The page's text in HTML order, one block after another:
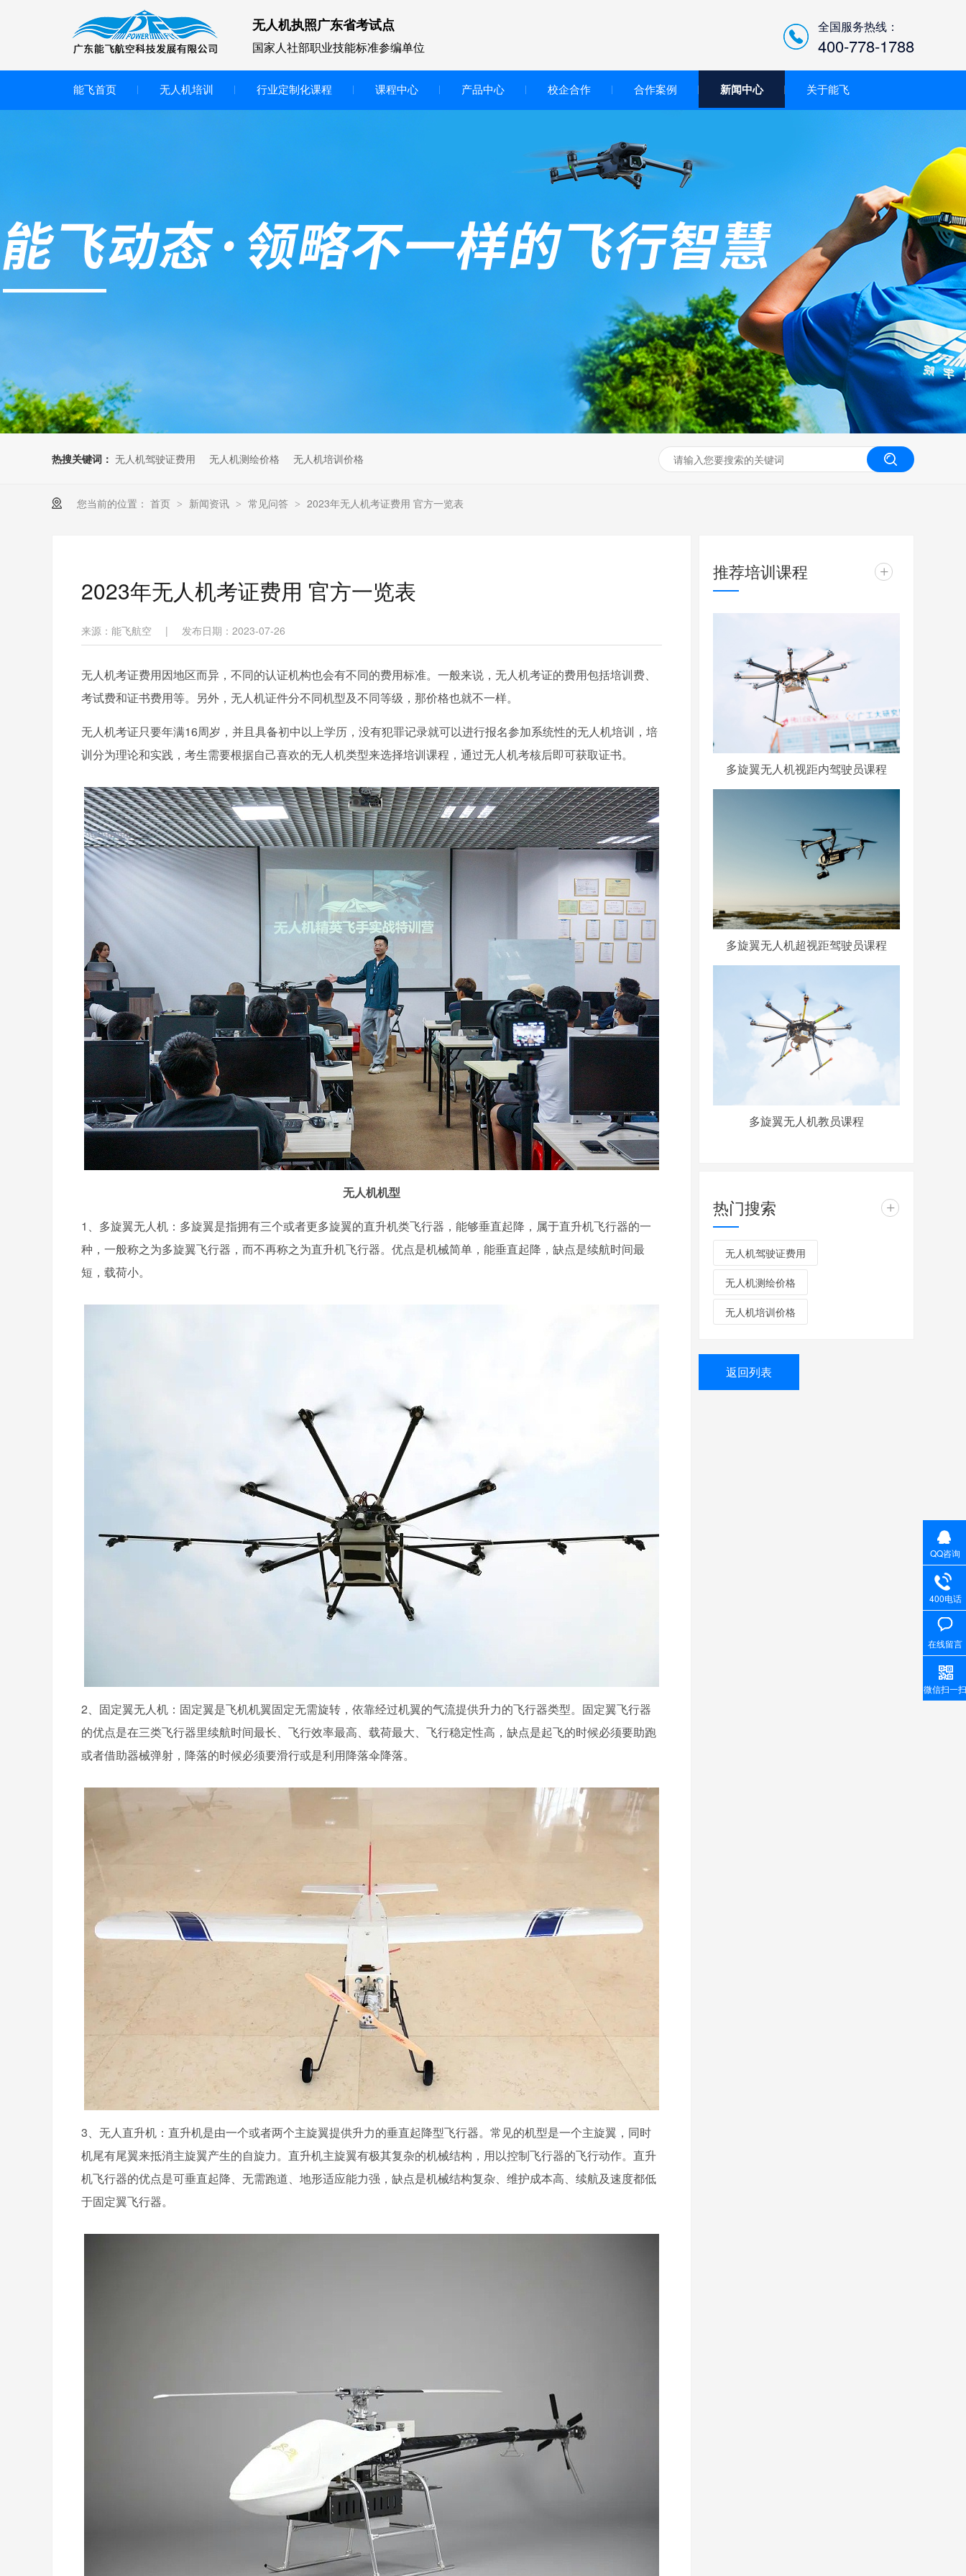
无人机执照广东省考试点
国家人社部职业技能标准参编单位
全国服务热线：
400-778-1788
能飞首页 无人机培训 行业定制化课程 课程中心 产品中心
智慧交互显示大屏
无人机基础飞行模拟仿真教学
装
无人机考培基地工具
无人机考试评测系统
多旋翼无人机组装专用配件套
垂直起降固定翼装调实训教学
无人机套装
无人机工程创新实训
校企合作 合作案例 新闻中心 关于能飞
热搜关键词： 无人机驾驶证费用 无人机测绘价格 无人机培训价格
您当前的位置： 首页 > 新闻资讯 > 常见问答 > 2023年无人机考证费用 官方一览表
2023年无人机考证费用 官方一览表
来源：能飞航空 | 发布日期：2023-07-26
无人机考证费用因地区而异，不同的认证机构也会有不同的费用标准。一般来说，无人机考证的费用包括培训费、
考试费和证书费用等。另外，无人机证件分不同机型及不同等级，那价格也就不一样。
无人机考证只要年满16周岁，并且具备初中以上学历，没有犯罪记录就可以进行报名参加系统性的无人机培训，培
训分为理论和实践，考生需要根据自己喜欢的无人机类型来选择培训课程，通过无人机考核后即可获取证书。
无人机机型
1、多旋翼无人机：多旋翼是指拥有三个或者更多旋翼的直升机类飞行器，能够垂直起降，属于直升机飞行器的一
种，一般称之为多旋翼飞行器，而不再称之为直升机飞行器。优点是机械简单，能垂直起降，缺点是续航时间最
短，载荷小。
2、固定翼无人机：固定翼是飞机机翼固定无需旋转，依靠经过机翼的气流提供升力的飞行器类型。固定翼飞行器
的优点是在三类飞行器里续航时间最长、飞行效率最高、载荷最大、飞行稳定性高，缺点是起飞的时候必须要助跑
或者借助器械弹射，降落的时候必须要滑行或是利用降落伞降落。
3、无人直升机：直升机是由一个或者两个主旋翼提供升力的垂直起降型飞行器。常见的机型是一个主旋翼，同时
机尾有尾翼来抵消主旋翼产生的自旋力。直升机主旋翼有极其复杂的机械结构，用以控制飞行器的飞行动作。直升
机飞行器的优点是可垂直起降、无需跑道、地形适应能力强，缺点是机械结构复杂、维护成本高、续航及速度都低
于固定翼飞行器。
推荐培训课程 +
多旋翼无人机视距内驾驶员课程
多旋翼无人机超视距驾驶员课程
多旋翼无人机教员课程
热门搜索 +
无人机驾驶证费用
无人机测绘价格
无人机培训价格
返回列表
QQ咨询
400电话
在线留言
微信扫一扫